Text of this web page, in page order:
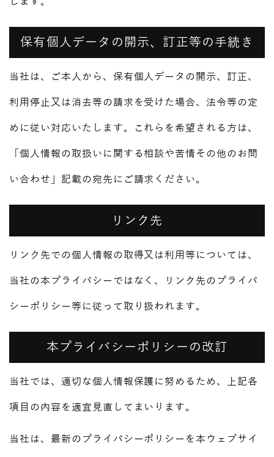
保有個人データの開示、訂正等の手続き
当社は、ご本人から、保有個人データの開示、訂正、
利用停止又は消去等の請求を受けた場合、法令等の定
めに従い対応いたします。これらを希望される方は、
「個人情報の取扱いに関する相談や苦情その他のお問
い合わせ」記載の宛先にご請求ください。
リンク先
リンク先での個人情報の取得又は利用等については、
当社の本プライバシーではなく、リンク先のプライバ
シーポリシー等に従って取り扱われます。
本プライバシーポリシーの改訂
当社では、適切な個人情報保護に努めるため、上記各
項目の内容を適宜見直してまいります。
当社は、最新のプライバシーポリシーを本ウェブサイ